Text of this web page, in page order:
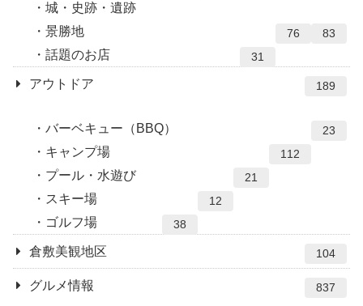
城・史跡・遺跡
83
景勝地 76
話題のお店 31
アウトドア 189
バーベキュー（BBQ） 23
キャンプ場 112
プール・水遊び 21
スキー場 12
ゴルフ場 38
倉敷美観地区 104
グルメ情報 837